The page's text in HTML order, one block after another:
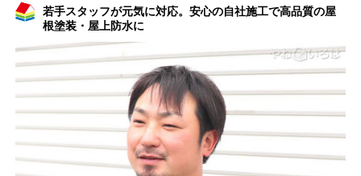
若手スタッフが元気に対応。安心の自社施工で高品質の屋
根塗装・屋上防水に